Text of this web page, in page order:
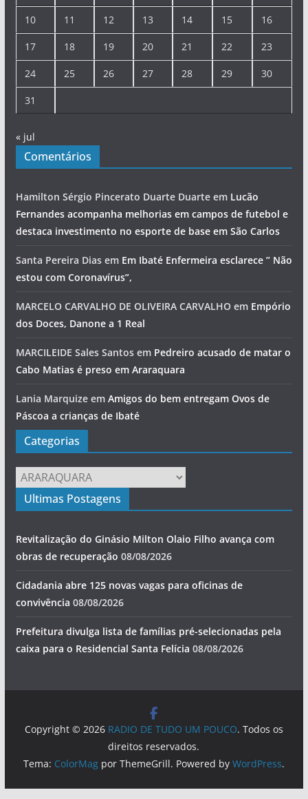
10 11 12 13 14 15 16
17 18 19 20 21 22 23
24 25 26 27 28 29 30
31
« jul
Comentários
Hamilton Sérgio Pincerato Duarte Duarteem Lucão
Fernandes acompanha melhorias em campos de futebol e
destaca investimento no esporte de base em São Carlos
Santa Pereira Diasem Em Ibaté Enfermeira esclarece ” Não
estou com Coronavírus”,
MARCELO CARVALHO DE OLIVEIRA CARVALHOem Empório
dos Doces, Danone a 1 Real
MARCILEIDE Sales Santosem Pedreiro acusado de matar o
Cabo Matias é preso em Araraquara
Lania Marquizeem Amigos do bem entregam Ovos de
Páscoa a crianças de Ibaté
Categorias
Categorias
Ultimas Postagens
Revitalização do Ginásio Milton Olaio Filho avança com
obras de recuperação 08/08/2026
Cidadania abre 125 novas vagas para oficinas de
convivência 08/08/2026
Prefeitura divulga lista de famílias pré-selecionadas pela
caixa para o Residencial Santa Felícia 08/08/2026
Copyright © 2026 RADIO DE TUDO UM POUCO. Todos os
direitos reservados.
Tema: ColorMagpor ThemeGrill. Powered by WordPress.